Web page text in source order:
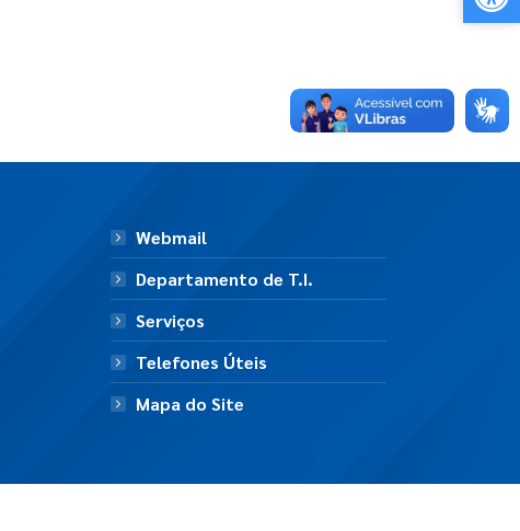
Webmail
Departamento de T.I.
Serviços
Telefones Úteis
Mapa do Site